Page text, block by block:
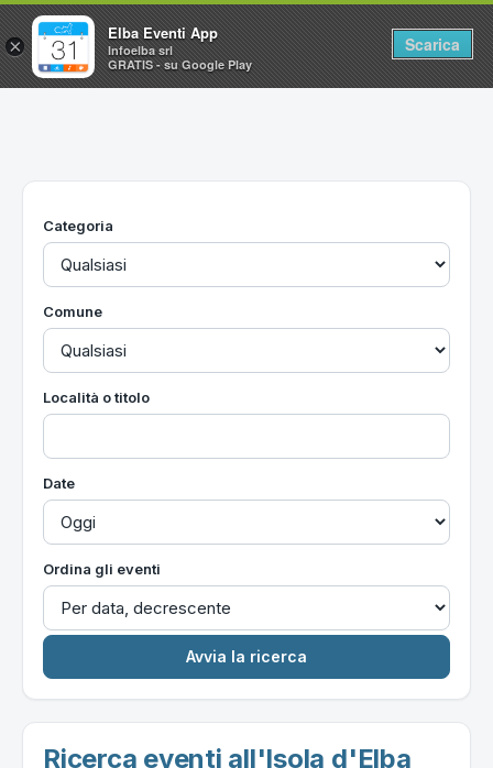
Home
Utilità
Categoria
Comune
Località o titolo
Date
Ordina gli eventi
Ricerca eventi all'Isola d'Elba
×
Elba Eventi App
Infoelba srl
GRATIS - su Google Play
Scarica